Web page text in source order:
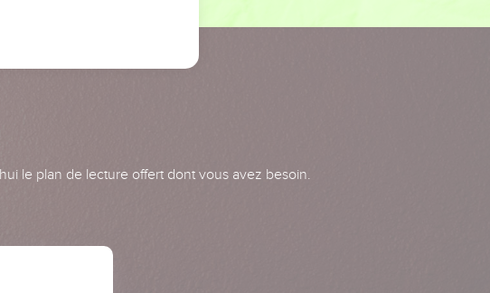
le plan de lecture offert dont vous avez besoin.